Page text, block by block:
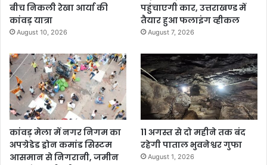
बीच निकली रेखा आर्या की
कांवड़ यात्रा
August 10, 2026
पहुंचाएगी कार, उत्तराखण्ड में
तैयार हुआ फलाइंग व्हीकल
August 7, 2026
कांवड़ मेला में नगर निगम का
अपग्रेडेड ड्रोन कमांड सिस्टम
आसमान से निगरानी, जमीन
11 अगस्त से दो महीने तक बंद
रहेगी पाताल भुवनेश्वर गुफा
August 1, 2026